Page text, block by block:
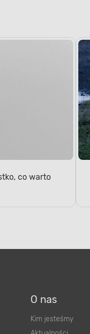
co warto
O nas
Kim jesteśmy